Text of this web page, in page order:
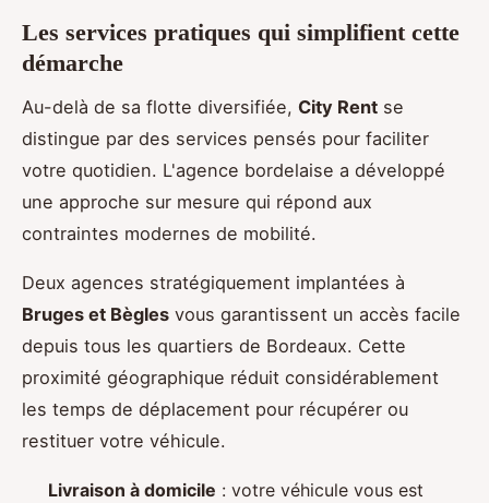
Les services pratiques qui simplifient cette
démarche
Au-delà de sa flotte diversifiée, City Rent se
distingue par des services pensés pour faciliter
votre quotidien. L'agence bordelaise a développé
une approche sur mesure qui répond aux
contraintes modernes de mobilité.
Deux agences stratégiquement implantées à
Bruges et Bègles vous garantissent un accès facile
depuis tous les quartiers de Bordeaux. Cette
proximité géographique réduit considérablement
les temps de déplacement pour récupérer ou
restituer votre véhicule.
Livraison à domicile : votre véhicule vous est